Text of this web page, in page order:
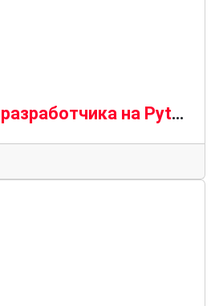
Курсы бэкенд разработчика на Python: зачем нужны и как устроено обучение